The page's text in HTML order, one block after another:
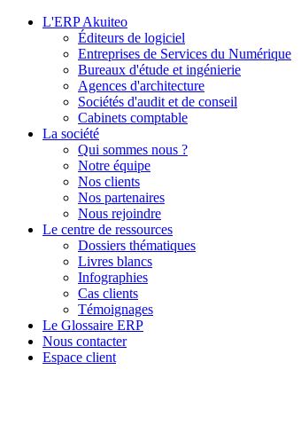
L'ERP Akuiteo
Éditeurs de logiciel
Entreprises de Services du Numérique
Bureaux d'étude et ingénierie
Agences d'architecture
Sociétés d'audit et de conseil
Cabinets comptable
La société
Qui sommes nous ?
Notre équipe
Nos clients
Nos partenaires
Nous rejoindre
Le centre de ressources
Dossiers thématiques
Livres blancs
Infographies
Cas clients
Témoignages
Le Glossaire ERP
Nous contacter
Espace client